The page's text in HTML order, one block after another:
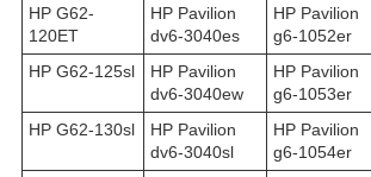
HP G62-
120ET
HP Pavilion
dv6-3040es
HP Pavilion
g6-1052er
HP G62-125sl
HP Pavilion
dv6-3040ew
HP Pavilion
g6-1053er
HP G62-130sl
HP Pavilion
dv6-3040sl
HP Pavilion
g6-1054er